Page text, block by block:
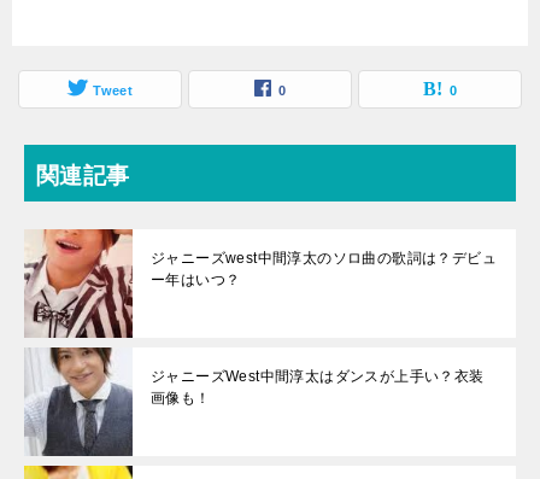
Tweet 0 0
関連記事
ジャニーズwest中間淳太のソロ曲の歌詞は？デビュ
ー年はいつ？
ジャニーズWest中間淳太はダンスが上手い？衣装
画像も！